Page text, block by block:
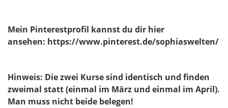
Mein Pinterestprofil kannst du dir hier
ansehen: https://www.pinterest.de/sophiaswelten/
Hinweis: Die zwei Kurse sind identisch und finden
zweimal statt (einmal im März und einmal im April).
Man muss nicht beide belegen!